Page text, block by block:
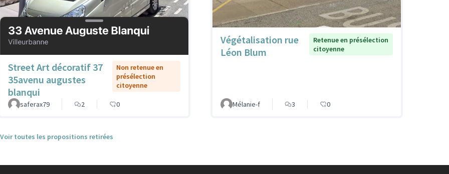
Street Art décoratif 37
35avenu augustes
blanqui
Non retenue en
présélection
citoyenne
saferax79 2 0
Végétalisation rue
Léon Blum
Retenue en présélection
citoyenne
Mélanie-f 3 0
Voir toutes les propositions retirées